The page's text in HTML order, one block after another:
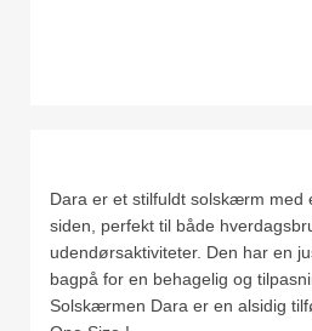
Dara er et stilfuldt solskærm med
siden, perfekt til både
udendørsaktiviteter. Den har en
bagpå for en behagelig og
Solskærmen Dara er en alsidig